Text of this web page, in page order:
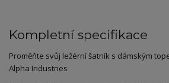
Kompletní specifikace
Proměňte svůj ležérní šatník s dámským
Alpha Industries